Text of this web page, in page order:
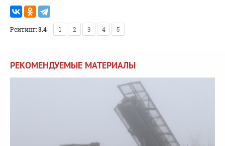
Рейтинг:3.4 1 2 3 4 5
РЕКОМЕНДУЕМЫЕ МАТЕРИАЛЫ